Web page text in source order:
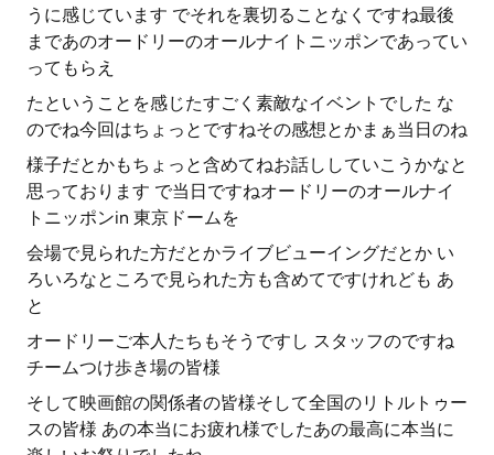
うに感じています でそれを裏切ることなくですね最後
まであのオードリーのオールナイトニッポンであってい
ってもらえ
たということを感じたすごく素敵なイベントでした な
のでね今回はちょっとですねその感想とかまぁ当日のね
様子だとかもちょっと含めてねお話ししていこうかなと
思っております で当日ですねオードリーのオールナイ
トニッポンin 東京ドームを
会場で見られた方だとかライブビューイングだとか い
ろいろなところで見られた方も含めてですけれども あ
と
オードリーご本人たちもそうですし スタッフのですね
チームつけ歩き場の皆様
そして映画館の関係者の皆様そして全国のリトルトゥー
スの皆様 あの本当にお疲れ様でしたあの最高に本当に